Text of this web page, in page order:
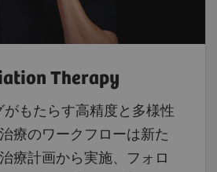
Therapy
がもたらす高精度と多様性
療のワークフローは新た
療計画から実施、フォロ